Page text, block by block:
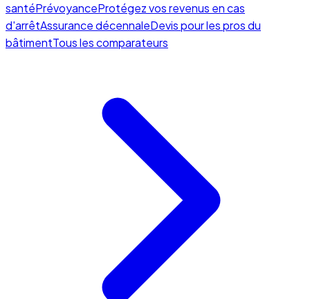
santéPrévoyanceProtégez vos revenus en cas
d'arrêtAssurance décennaleDevis pour les pros du
bâtimentTous les comparateurs